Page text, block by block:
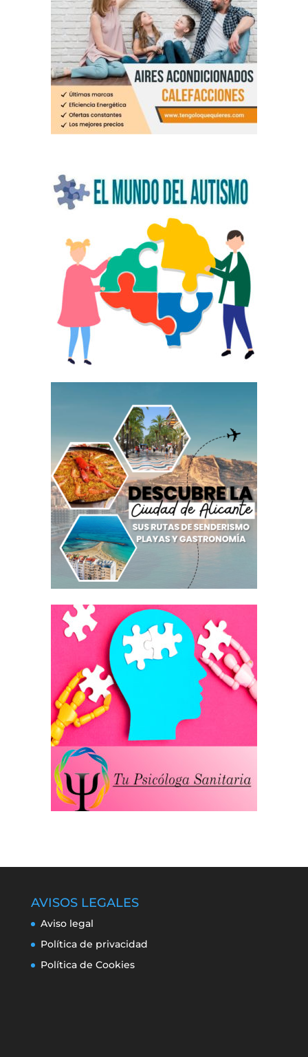
AVISOS LEGALES
Aviso legal
Política de privacidad
Política de Cookies